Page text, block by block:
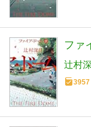
ファ
辻村
3957